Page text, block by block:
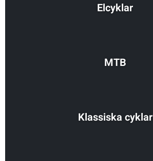
Elcyklar
MTB
Klassiska cyklar